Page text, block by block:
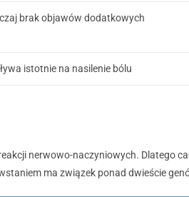
brak objawów dodatkowych
istotnie na nasilenie bólu
nerwowo-naczyniowych. Dlatego
ma związek ponad dwieście